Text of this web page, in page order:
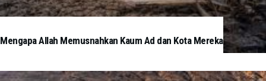
Mengapa Allah Memusnahkan Kaum Ad dan Kota Mereka